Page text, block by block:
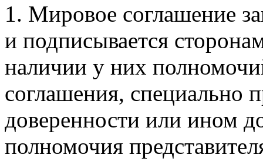
1. Мировое соглашение
и подписывается
наличии у них
соглашения, специально
доверенности или ином
полномочия